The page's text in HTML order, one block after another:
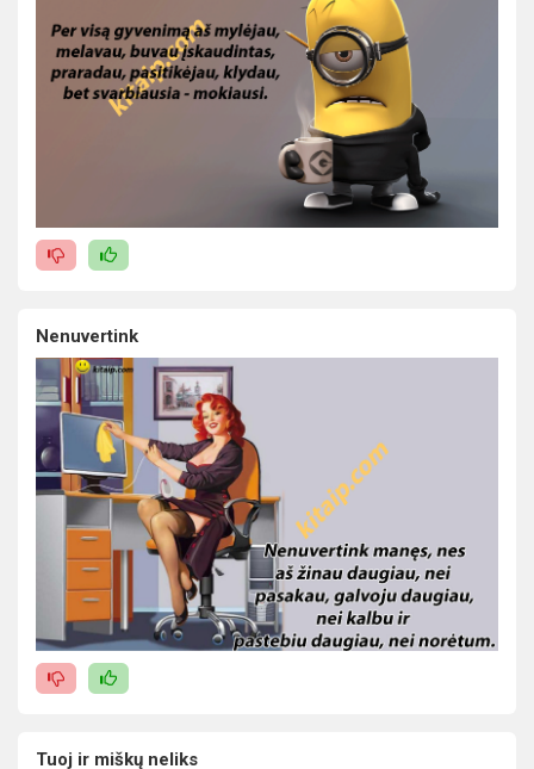
Nenuvertink
Tuoj ir miškų neliks